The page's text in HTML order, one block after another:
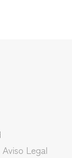
Aviso Legal